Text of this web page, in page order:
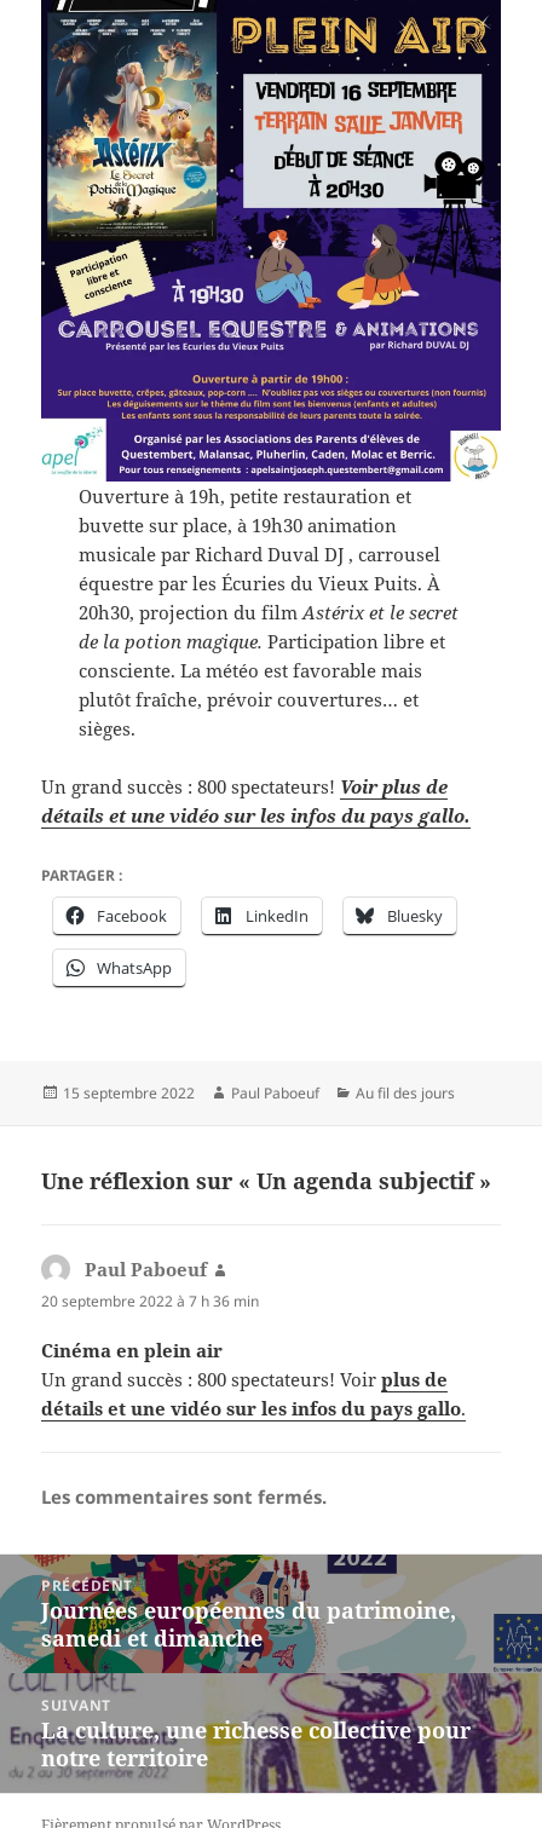
Ouverture à 19h, petite restauration et
buvette sur place, à 19h30 animation
musicale par Richard Duval DJ , carrousel
équestre par les Écuries du Vieux Puits. À
20h30, projection du film Astérix et le secret
de la potion magique. Participation libre et
consciente. La météo est favorable mais
plutôt fraîche, prévoir couvertures… et
sièges.
Un grand succès : 800 spectateurs! Voir plus de
détails et une vidéo sur les infos du pays gallo.
PARTAGER :
Facebook LinkedIn Bluesky
WhatsApp
Publié
15 septembre 2022 Auteur
Paul Paboeuf Catégories
Au fil des jours
Une réflexion sur « Un agenda subjectif »
Paul Paboeuf
20 septembre 2022 à 7 h 36 min
Cinéma en plein air
Un grand succès : 800 spectateurs! Voirplus de
détails et une vidéo sur les infos du pays gallo.
Les commentaires sont fermés.
Navigation
de
l’article
PRÉCÉDENT
Article
précédent :
Journées européennes du patrimoine,
samedi et dimanche
SUIVANT
Article
suivant :
La culture, une richesse collective pour
notre territoire